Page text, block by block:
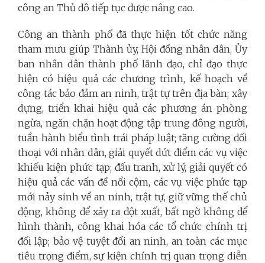
công an Thủ đô tiếp tục được nâng cao.
Công an thành phố đã thực hiện tốt chức năng
tham mưu giúp Thành ủy, Hội đồng nhân dân, Ủy
ban nhân dân thành phố lãnh đạo, chỉ đạo thực
hiện có hiệu quả các chương trình, kế hoạch về
công tác bảo đảm an ninh, trật tự trên địa bàn; xây
dựng, triển khai hiệu quả các phương án phòng
ngừa, ngăn chặn hoạt động tập trung đông người,
tuần hành biểu tình trái pháp luật; tăng cường đối
thoại với nhân dân, giải quyết dứt điểm các vụ việc
khiếu kiện phức tạp; đấu tranh, xử lý, giải quyết có
hiệu quả các vấn đề nổi cộm, các vụ việc phức tạp
mới nảy sinh về an ninh, trật tự, giữ vững thế chủ
động, không để xảy ra đột xuất, bất ngờ không để
hình thành, công khai hóa các tổ chức chính trị
đối lập; bảo vệ tuyệt đối an ninh, an toàn các mục
tiêu trọng điểm, sự kiện chính trị quan trọng diễn